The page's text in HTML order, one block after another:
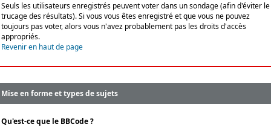
Seuls les utilisateurs enregistrés peuvent voter dans un sondage (afin d'éviter le
trucage des résultats). Si vous vous êtes enregistré et que vous ne pouvez
toujours pas voter, alors vous n'avez probablement pas les droits d'accès
appropriés.
Revenir en haut de page
Mise en forme et types de sujets
Qu'est-ce que le BBCode ?